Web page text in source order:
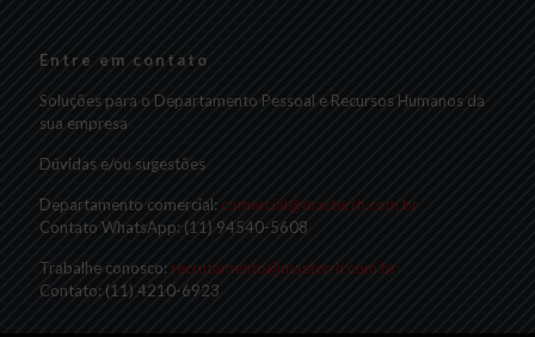
Entre em contato
Soluções para o Departamento Pessoal e Recursos Humanos da
sua empresa
Dúvidas e/ou sugestões
Departamento comercial: comercial@masterrh.com.br
Contato WhatsApp: (11) 94540-5608
Trabalhe conosco: recrutamento@masterrh.com.br
Contato: (11) 4210-6923